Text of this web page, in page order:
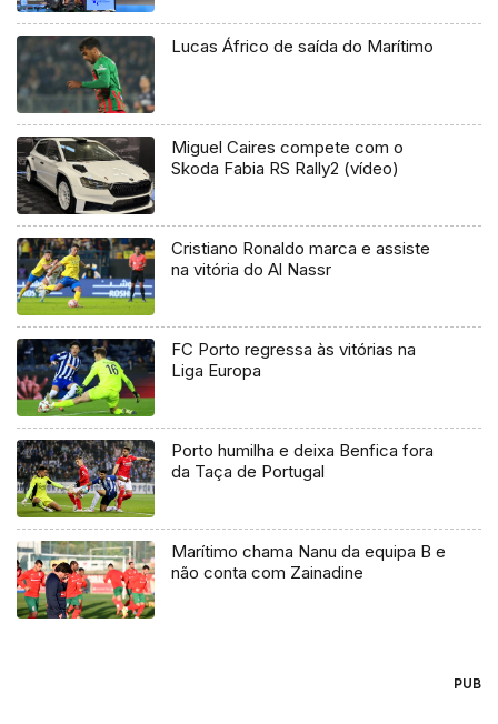
Lucas Áfrico de saída do Marítimo
Miguel Caires compete com o
Skoda Fabia RS Rally2 (vídeo)
Cristiano Ronaldo marca e assiste
na vitória do Al Nassr
FC Porto regressa às vitórias na
Liga Europa
Porto humilha e deixa Benfica fora
da Taça de Portugal
Marítimo chama Nanu da equipa B e
não conta com Zainadine
PUB